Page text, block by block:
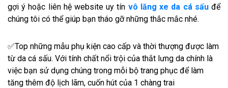
gợi ý hoặc liên hệ website uy tín vô lăng xe da cá sấuđể
chúng tôi có thể giúp bạn tháo gỡ những thắc mắc nhé.
✅Top những mẫu phụ kiện cao cấp và thời thượng được làm
từ da cá sấu. Với tính chất nổi trội của thắt lưng da chính là
việc bạn sử dụng chúng trong mỗi bộ trang phục để làm
tăng thêm độ lịch lãm, cuốn hút của 1 chàng trai